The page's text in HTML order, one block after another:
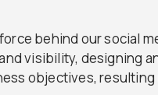
behind our social
visibility, designing
objectives,